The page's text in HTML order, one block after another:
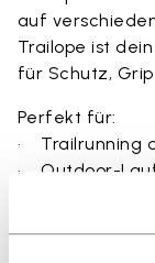
auf
Trailope ist
für Schutz,
Perfekt für:
• Trailrunning
• Outdoor-